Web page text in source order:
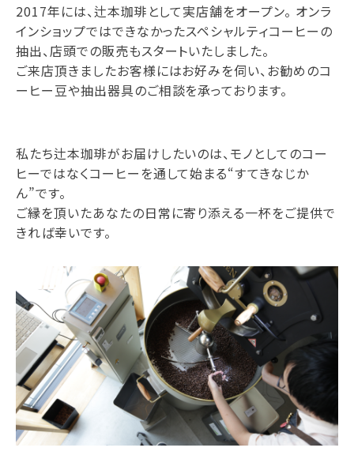
2017年には、辻本珈琲として実店舗をオープン。 オンラ
インショップではできなかったスペシャルティコーヒーの
抽出、店頭での販売もスタートいたしました。
ご来店頂きましたお客様にはお好みを伺い、お勧めのコ
ーヒー豆や抽出器具のご相談を承っております。
私たち辻本珈琲がお届けしたいのは、モノとしてのコー
ヒーではなくコーヒーを通して始まる“すてきなじか
ん”です。
ご縁を頂いたあなたの日常に寄り添える一杯をご提供で
きれば幸いです。